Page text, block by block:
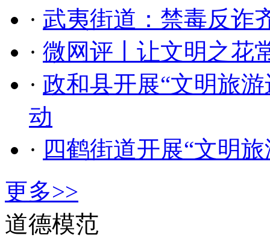
· 武夷街道：禁毒反诈
· 微网评丨让文明之花
· 政和县开展“文明旅
动
· 四鹤街道开展“文明
更多>>
道德模范